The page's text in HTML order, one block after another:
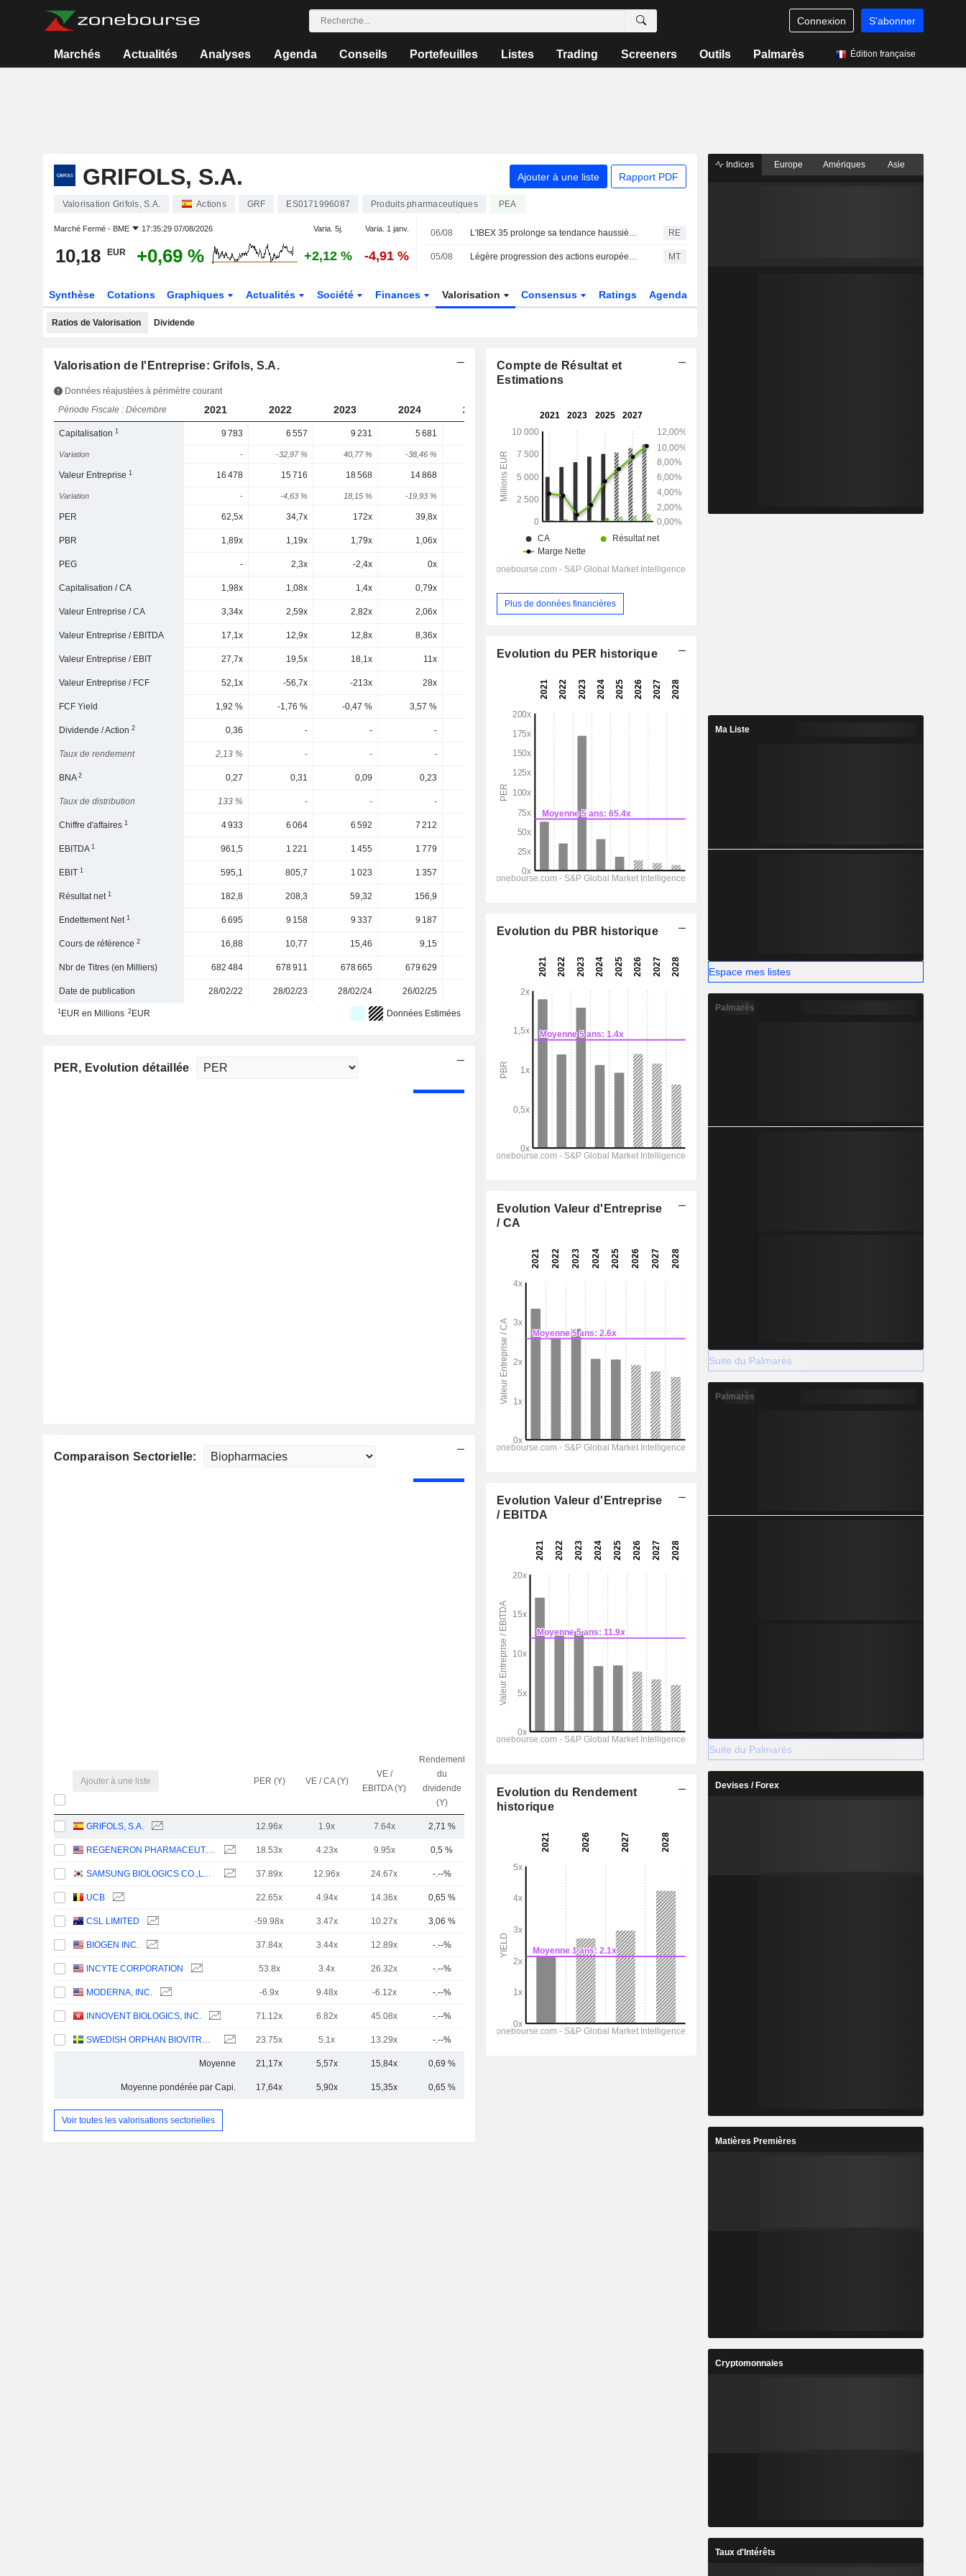
Connexion S'abonner
Marchés Actualités Analyses Agenda Conseils Portefeuilles Listes Trading Screeners Outils Palmarès Édition française
GRIFOLS, S.A. Ajouter à une liste Rapport PDF
Valorisation Grifols, S.A. Actions GRF ES0171996087 Produits pharmaceutiques PEA
Marché Fermé - BME 17:35:29 07/08/2026 Varia. 5j. Varia. 1 janv.
10,18 EUR +0,69 % +2,12 % -4,91 %
06/08 L'IBEX 35 prolonge sa tendance haussière dans l'espoir d'un accord entre les États-Unis et l'Iran RE
05/08 Légère progression des actions européennes cotées aux États-Unis sous forme d'ADR lors de la séance de mercredi MT
Synthèse Cotations Graphiques Actualités Société Finances Valorisation Consensus Ratings Agenda
Ratios de Valorisation Dividende
Valorisation de l'Entreprise: Grifols, S.A.
Données réajustées à périmètre courant
Période Fiscale : Décembre
2021 2022 2023 2024 2025 2026 2027
Capitalisation1 9 783 6 557 9 231 5 681 6 095
Variation - -32,97 % 40,77 % -38,46 % 15,08 % -6,78 % -
Valeur Entreprise1 16 478 15 716 18 568 14 868 14 540 14 199 13 730
Variation - -4,63 % 18,15 % -19,93 % 3,28 % -5,31 % -2,35 % -3,3 %
PER 62,5x 34,7x 172x 39,8x 13x 9,91x 7,09x
PBR 1,89x 1,19x 1,79x 1,06x 1,2x 1,08x
PEG - 2,3x -2,4x 0x 0,4x 0,3x
Capitalisation / CA 1,98x 1,08x 1,4x 0,79x
Valeur Entreprise / CA 3,34x 2,59x 2,82x 2,06x 2,04x 1,9x 1,75x
Valeur Entreprise / EBITDA 17,1x 12,9x 12,8x 8,36x
Valeur Entreprise / EBIT 27,7x 19,5x 18,1x 11x 11x 10,2x 8,79x
Valeur Entreprise / FCF 52,1x -56,7x -213x 28x 27,8x 17,1x 14,1x
FCF Yield 1,92 % -1,76 % -0,47 % 3,57 %
Dividende / Action2 0,36 - - - 0,2753 0,301
Taux de rendement 2,13 % - - - 2,71 % 2,96 %
BNA2 0,27 0,31 0,09 0,23 0,7854 1,026
Taux de distribution 133 % - - - - 35,1 % 29,3 %
Chiffre d'affaires1 4 933 6 064 6 592 7 212 7 651 8 135
EBITDA1 961,5 1 221 1 455 1 779 1 902 2 117
EBIT1 595,1 805,7 1 023 1 357 1 428 1 616 1 797
Résultat net1 182,8 208,3 59,32 156,9
Endettement Net1 6 695 9 158 9 337 9 187
Cours de référence2 16,88 10,77 15,46 9,15
Nbr de Titres (en Milliers) 682 484 678 911 678 665 679 629 680 581
Date de publication 28/02/22 28/02/23 28/02/24 26/02/25 -
1EUR en Millions 2EUR Données Estimées
PER, Evolution détaillée
Comparaison Sectorielle:
Ajouter à une liste PER (Y) VE / CA (Y)
VE /
EBITDA (Y)
Rendement
du
dividende
(Y)
GRIFOLS, S.A. 12.96x 1.9x 7.64x 2,71 %
REGENERON PHARMACEUTICALS, INC. 18.53x 4.23x 9.95x 0,5 %
SAMSUNG BIOLOGICS CO.,LTD. 37.89x 12.96x 24.67x -.--%
UCB 22.65x 4.94x 14.36x 0,65 % 49,18 Md
CSL LIMITED -59.98x 3.47x 10.27x 3,06 %
BIOGEN INC. 37.84x 3.44x 12.89x -.--% 30,72 Md
INCYTE CORPORATION 53.8x 3.4x 26.32x -.--%
MODERNA, INC. -6.9x 9.48x -6.12x -.--% 23,62 Md
INNOVENT BIOLOGICS, INC. 71.12x 6.82x 45.08x -.--%
SWEDISH ORPHAN BIOVITRUM AB 23.75x 5.1x 13.29x -.--%
Moyenne 21,17x 5,57x 15,84x 0,69 %
Moyenne pondérée par Capi. 17,64x 5,90x 15,35x 0,65 %
Voir toutes les valorisations sectorielles
Compte de Résultat et
Estimations
Plus de données financières
Evolution du PER historique
Evolution du PBR historique
Evolution Valeur d'Entreprise
/ CA
Evolution Valeur d'Entreprise
/ EBITDA
Evolution du Rendement
historique
Indices Europe Amériques Asie
Ma Liste
Espace mes listes
Palmarès
Suite du Palmarès
Palmarès
Suite du Palmarès
Devises / Forex
Matières Premières
Cryptomonnaies
Taux d'Intérêts